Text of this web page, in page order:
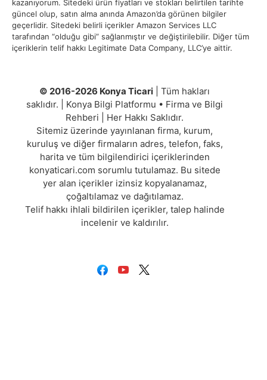
kazanıyorum. Sitedeki ürün fiyatları ve stokları belirtilen tarihte
güncel olup, satın alma anında Amazon’da görünen bilgiler
geçerlidir. Sitedeki belirli içerikler Amazon Services LLC
tarafından “olduğu gibi” sağlanmıştır ve değiştirilebilir. Diğer tüm
içeriklerin telif hakkı Legitimate Data Company, LLC’ye aittir.
© 2016-2026 Konya Ticari | Tüm hakları
saklıdır. | Konya Bilgi Platformu • Firma ve Bilgi
Rehberi | Her Hakkı Saklıdır.
Sitemiz üzerinde yayınlanan firma, kurum,
kuruluş ve diğer firmaların adres, telefon, faks,
harita ve tüm bilgilendirici içeriklerinden
konyaticari.com sorumlu tutulamaz. Bu sitede
yer alan içerikler izinsiz kopyalanamaz,
çoğaltılamaz ve dağıtılamaz.
Telif hakkı ihlali bildirilen içerikler, talep halinde
incelenir ve kaldırılır.